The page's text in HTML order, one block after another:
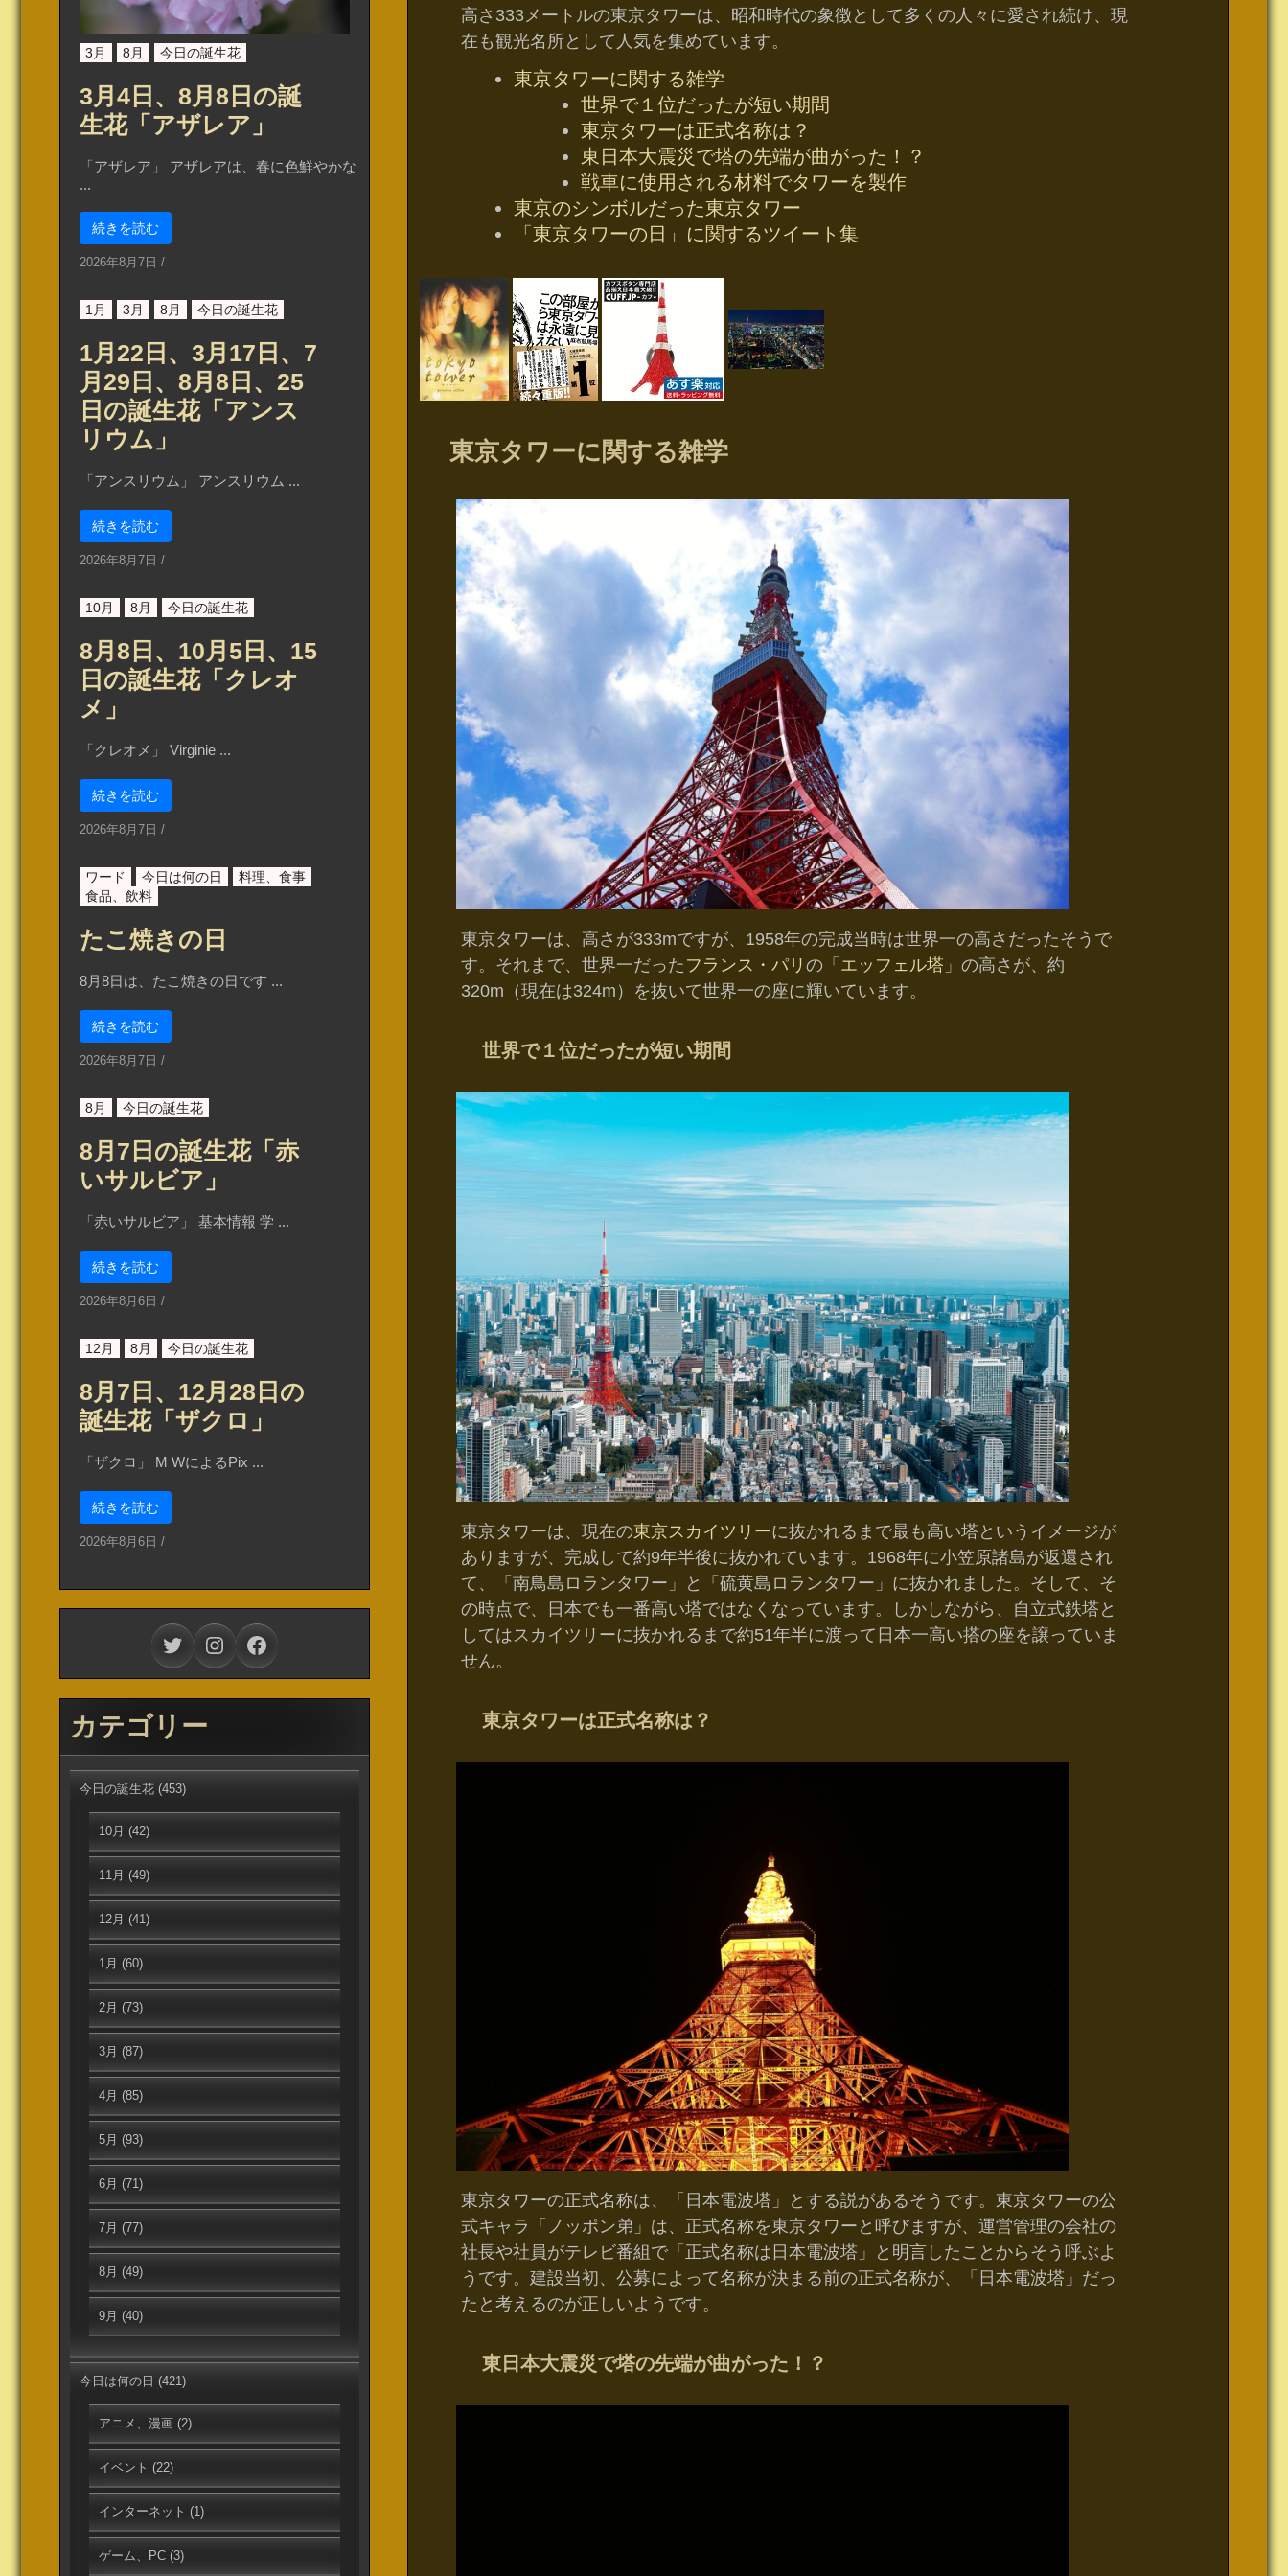
高さ333メートルの東京タワーは、昭和時代の象徴として多くの人々に愛され続け、現
在も観光名所として人気を集めています。
東京タワーに関する雑学
世界で１位だったが短い期間
東京タワーは正式名称は？
東日本大震災で塔の先端が曲がった！？
戦車に使用される材料でタワーを製作
東京のシンボルだった東京タワー
「東京タワーの日」に関するツイート集
東京タワーに関する雑学
東京タワーは、高さが333mですが、1958年の完成当時は世界一の高さだったそうで
す。それまで、世界一だった フランス・パリ の「 エッフェル塔 」の高さが、約
320m（現在は324m）を抜いて世界一の座に輝いています。
世界で１位だったが短い期間
東京タワーは、現在の東京スカイツリーに抜かれるまで最も高い塔というイメージが
ありますが、完成して約9年半後に抜かれています。1968年に小笠原諸島が返還され
て、「南鳥島ロランタワー」と「硫黄島ロランタワー」に抜かれました。そして、そ
の時点で、日本でも一番高い塔ではなくなっています。しかしながら、自立式鉄塔と
してはスカイツリーに抜かれるまで約51年半に渡って日本一高い搭の座を譲っていま
せん。
東京タワーは正式名称は？
東京タワーの正式名称は、「日本電波塔」とする説があるそうです。東京タワーの公
式キャラ「ノッポン弟」は、正式名称を東京タワーと呼びますが、運営管理の会社の
社長や社員がテレビ番組で「正式名称は日本電波塔」と明言したことからそう呼ぶよ
うです。建設当初、公募によって名称が決まる前の正式名称が、「日本電波塔」だっ
たと考えるのが正しいようです。
東日本大震災で塔の先端が曲がった！？
3月 8月 今日の誕生花
3月4日、8月8日の誕
生花「アザレア」
「アザレア」 アザレアは、春に色鮮やかな
...
続きを読む
2026年8月7日 /
1月 3月 8月 今日の誕生花
1月22日、3月17日、7
月29日、8月8日、25
日の誕生花「アンス
リウム」
「アンスリウム」 アンスリウム ...
続きを読む
2026年8月7日 /
10月 8月 今日の誕生花
8月8日、10月5日、15
日の誕生花「クレオ
メ」
「クレオメ」 Virginie ...
続きを読む
2026年8月7日 /
ワード 今日は何の日
料理、食事
食品、飲料
たこ焼きの日
8月8日は、たこ焼きの日です ...
続きを読む
2026年8月7日 /
8月 今日の誕生花
8月7日の誕生花「赤
いサルビア」
「赤いサルビア」 基本情報 学 ...
続きを読む
2026年8月6日 /
12月 8月 今日の誕生花
8月7日、12月28日の
誕生花「ザクロ」
「ザクロ」 M WによるPix ...
続きを読む
2026年8月6日 /
TwitterInstagramFacebook
カテゴリー
今日の誕生花 (453)
10月 (42)
11月 (49)
12月 (41)
1月 (60)
2月 (73)
3月 (87)
4月 (85)
5月 (93)
6月 (71)
7月 (77)
8月 (49)
9月 (40)
今日は何の日 (421)
アニメ、漫画 (2)
イベント (22)
インターネット (1)
ゲーム、PC (3)